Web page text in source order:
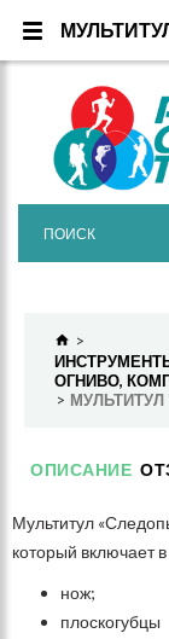
ОГНИВО,
ОПИСАНИЕ
Мультитул
который включает
нож;
плоскогубцы